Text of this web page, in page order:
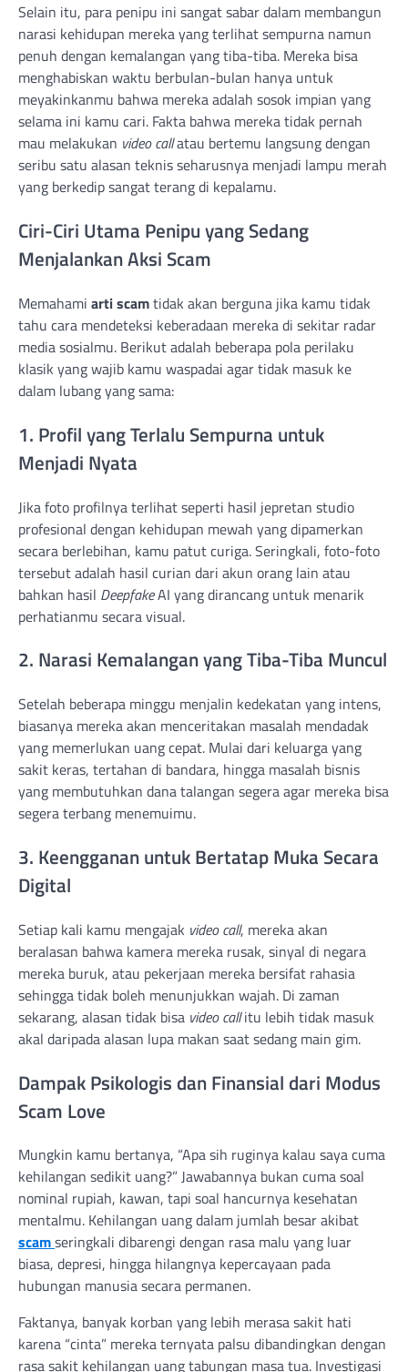
Selain itu, para penipu ini sangat sabar dalam membangun
narasi kehidupan mereka yang terlihat sempurna namun
penuh dengan kemalangan yang tiba-tiba. Mereka bisa
menghabiskan waktu berbulan-bulan hanya untuk
meyakinkanmu bahwa mereka adalah sosok impian yang
selama ini kamu cari. Fakta bahwa mereka tidak pernah
mau melakukan video callatau bertemu langsung dengan
seribu satu alasan teknis seharusnya menjadi lampu merah
yang berkedip sangat terang di kepalamu.
Ciri-Ciri Utama Penipu yang Sedang
Menjalankan Aksi Scam
Memahami arti scamtidak akan berguna jika kamu tidak
tahu cara mendeteksi keberadaan mereka di sekitar radar
media sosialmu. Berikut adalah beberapa pola perilaku
klasik yang wajib kamu waspadai agar tidak masuk ke
dalam lubang yang sama:
1. Profil yang Terlalu Sempurna untuk
Menjadi Nyata
Jika foto profilnya terlihat seperti hasil jepretan studio
profesional dengan kehidupan mewah yang dipamerkan
secara berlebihan, kamu patut curiga. Seringkali, foto-foto
tersebut adalah hasil curian dari akun orang lain atau
bahkan hasil DeepfakeAI yang dirancang untuk menarik
perhatianmu secara visual.
2. Narasi Kemalangan yang Tiba-Tiba Muncul
Setelah beberapa minggu menjalin kedekatan yang intens,
biasanya mereka akan menceritakan masalah mendadak
yang memerlukan uang cepat. Mulai dari keluarga yang
sakit keras, tertahan di bandara, hingga masalah bisnis
yang membutuhkan dana talangan segera agar mereka bisa
segera terbang menemuimu.
3. Keengganan untuk Bertatap Muka Secara
Digital
Setiap kali kamu mengajak video call, mereka akan
beralasan bahwa kamera mereka rusak, sinyal di negara
mereka buruk, atau pekerjaan mereka bersifat rahasia
sehingga tidak boleh menunjukkan wajah. Di zaman
sekarang, alasan tidak bisa video callitu lebih tidak masuk
akal daripada alasan lupa makan saat sedang main gim.
Dampak Psikologis dan Finansial dari Modus
Scam Love
Mungkin kamu bertanya, “Apa sih ruginya kalau saya cuma
kehilangan sedikit uang?” Jawabannya bukan cuma soal
nominal rupiah, kawan, tapi soal hancurnya kesehatan
mentalmu. Kehilangan uang dalam jumlah besar akibat
scamseringkali dibarengi dengan rasa malu yang luar
biasa, depresi, hingga hilangnya kepercayaan pada
hubungan manusia secara permanen.
Faktanya, banyak korban yang lebih merasa sakit hati
karena “cinta” mereka ternyata palsu dibandingkan dengan
rasa sakit kehilangan uang tabungan masa tua. Investigasi